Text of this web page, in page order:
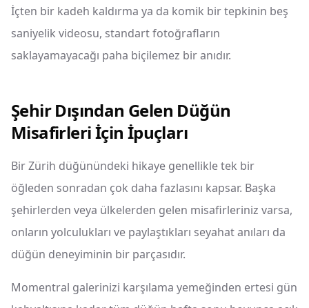
İçten bir kadeh kaldırma ya da komik bir tepkinin beş
saniyelik videosu, standart fotoğrafların
saklayamayacağı paha biçilemez bir anıdır.
Şehir Dışından Gelen Düğün
Misafirleri İçin İpuçları
Bir Zürih düğünündeki hikaye genellikle tek bir
öğleden sonradan çok daha fazlasını kapsar. Başka
şehirlerden veya ülkelerden gelen misafirleriniz varsa,
onların yolculukları ve paylaştıkları seyahat anıları da
düğün deneyiminin bir parçasıdır.
Momentral galerinizi karşılama yemeğinden ertesi gün